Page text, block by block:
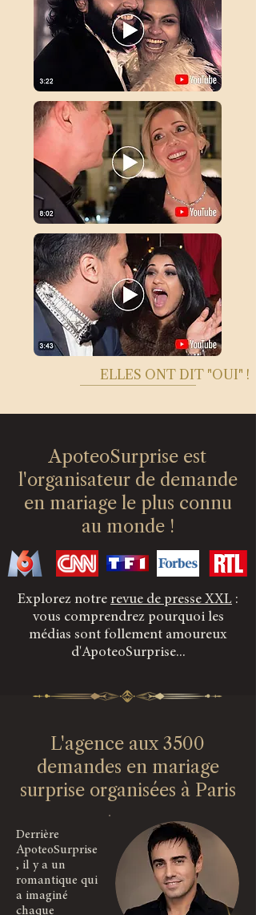
ELLES ONT DIT "OUI" !
ApoteoSurprise est
l'organisateur de demande
en mariage le plus connu
au monde !
Explorez notre revue de presse XXL :
vous comprendrez pourquoi les
médias sont follement amoureux
d'ApoteoSurprise...
L'agence aux 3500
demandes en mariage
surprise organisées à Paris
Derrière
ApoteoSurprise
, il y a un
romantique qui
a imaginé
chaque